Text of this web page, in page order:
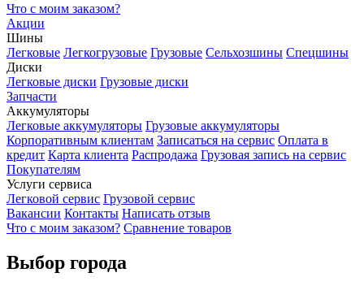
Что с моим заказом?
Акции
Шины
Легковые Легкогрузовые Грузовые Сельхозшины Спецшины
Диски
Легковые диски Грузовые диски
Запчасти
Аккумуляторы
Легковые аккумуляторы Грузовые аккумуляторы
Корпоративным клиентам Записаться на сервис Оплата в
кредит Карта клиента Распродажа Грузовая запись на сервис
Покупателям
Услуги сервиса
Легковой сервис Грузовой сервис
Вакансии Контакты Написать отзыв
Что с моим заказом? Сравнение товаров
Выбор города